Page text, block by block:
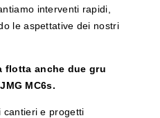
interventi rapidi,
le aspettative dei nostri
flotta anche due gru
MC6s.
cantieri e progetti